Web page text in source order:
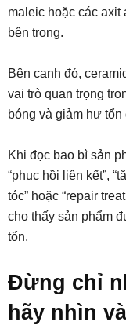
maleic hoặc các axit
bên trong.
Bên cạnh đó,
vai trò quan trọng
bóng và giảm hư
Khi đọc bao bì sản
“phục hồi liên kết”,
tóc” hoặc “repair
cho thấy sản phẩm
tổn.
Đừng chỉ
hãy nhìn